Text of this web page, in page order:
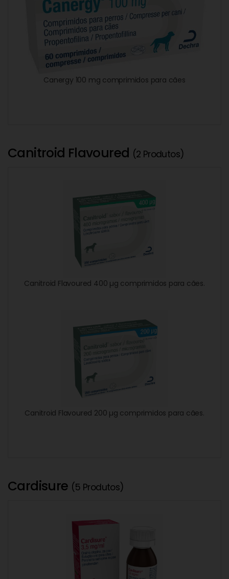
Canergy 100 mg comprimidos para cães
Canitroid Flavoured (2 Produtos)
Canitroid Flavoured 400 µg comprimidos para cães.
Canitroid Flavoured 200 µg comprimidos para cães.
Cardisure (5 Produtos)